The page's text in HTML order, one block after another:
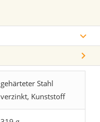
gehärteter Stahl
verzinkt, Kunststoff